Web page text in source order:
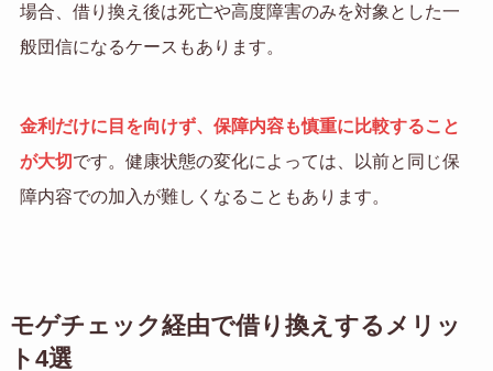
場合、借り換え後は死亡や高度障害のみを対象とした一
般団信になるケースもあります。
金利だけに目を向けず、保障内容も慎重に比較すること
が大切 です。健康状態の変化によっては、以前と同じ保
障内容での加入が難しくなることもあります。
モゲチェック経由で借り換えするメリッ
ト 4選